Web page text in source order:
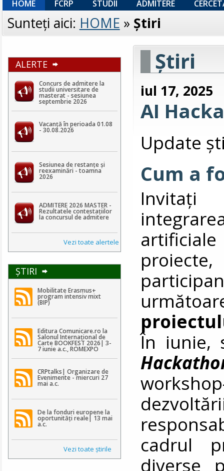
HOME FCRP STUDII ADMITERE
Sunteţi aici: HOME » Ştiri
ALERTE
Concurs de admitere la
studii universitare de
masterat - sesiunea
septembrie 2026
Vacanță în perioada 01.08
- 30.08.2026
Sesiunea de restanțe și
reexaminări - toamna
2026
ADMITERE 2026 MASTER -
Rezultatele contestaţiilor
la concursul de admitere
Vezi toate alertele
ŞTIRI
Mobilitate Erasmus+
program intensiv mixt
(BIP)
Editura Comunicare.ro la
Salonul Internațional de
Carte BOOKFEST 2026| 3-
7 iunie a.c., ROMEXPO
CRPtalks| Organizare de
Evenimente - miercuri 27
mai a.c.
De la fonduri europene la
oportunități reale| 13 mai
a.c.
Vezi toate ştirile
Ştiri
iul 17, 2025
AI
Update
Cum a
Invitați
În iunie,
cadrul
diverse